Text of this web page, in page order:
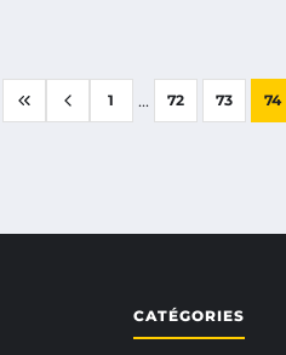
1 ... 72 73 74
CATÉGORIES